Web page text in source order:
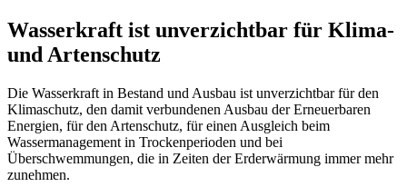
Wasserkraft ist unverzichtbar für Klima-
und Artenschutz
Die Wasserkraft in Bestand und Ausbau ist unverzichtbar für den
Klimaschutz, den damit verbundenen Ausbau der Erneuerbaren
Energien, für den Artenschutz, für einen Ausgleich beim
Wassermanagement in Trockenperioden und bei
Überschwemmungen, die in Zeiten der Erderwärmung immer mehr
zunehmen.